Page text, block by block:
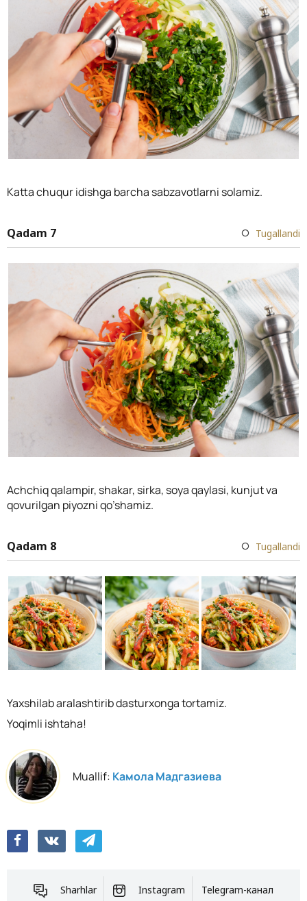
Katta chuqur idishga barcha sabzavotlarni solamiz.
Qadam 7 Tugallandi
Achchiq qalampir, shakar, sirka, soya qaylasi, kunjut va
qovurilgan piyozni qo’shamiz.
Qadam 8 Tugallandi
Yaxshilab aralashtirib dasturxonga tortamiz.
Yoqimli ishtaha!
Muallif: Камола Мадгазиева
Sharhlar Instagram Telegram-канал